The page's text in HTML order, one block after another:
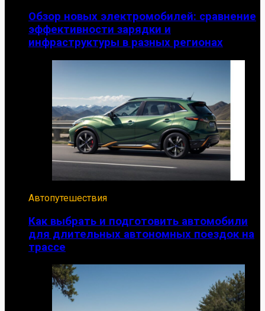
Обзор новых электромобилей: сравнение
эффективности зарядки и
инфраструктуры в разных регионах
Автопутешествия
Как выбрать и подготовить автомобили
для длительных автономных поездок на
трассе